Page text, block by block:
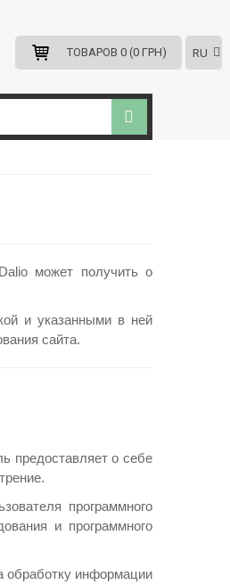
ТОВАРОВ 0 (0 ГРН) RU
может получить о
и указанными в ней
сайта.
предоставляет о себе
программного
и программного
обработку информации